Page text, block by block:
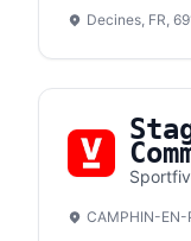
Decines, FR,
Stage -
CAMPHIN-EN-